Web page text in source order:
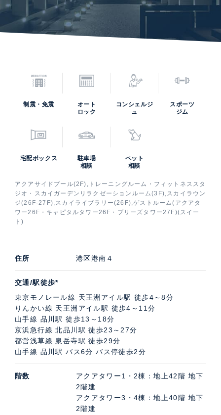
制震・免震
オート
ロック
コンシェルジ
ュ
スポーツ
ジム
宅配ボックス
駐車場
相談
ペット
相談
アクアサイドプール(2F),トレーニングルーム・フィットネススタ
ジオ・スカイガーデンリラクゼーションルーム(3F),スカイラウン
ジ(26F-27F),スカイライブラリー(26F),ゲストルーム(アクアタ
ワー26F・キャピタルタワー26F・ブリーズタワー27F)(スイー
ト)
住所 港区港南４
交通/駅徒歩*
東京モノレール線 天王洲アイル駅 徒歩4～8分
りんかい線 天王洲アイル駅 徒歩4～11分
山手線 品川駅 徒歩13～18分
京浜急行線 北品川駅 徒歩23～27分
都営浅草線 泉岳寺駅 徒歩29分
山手線 品川駅 バス6分 バス停徒歩2分
階数
アクアタワー1・2棟：地上42階 地下
2階建
アクアタワー3・4棟：地上40階 地下
2階建